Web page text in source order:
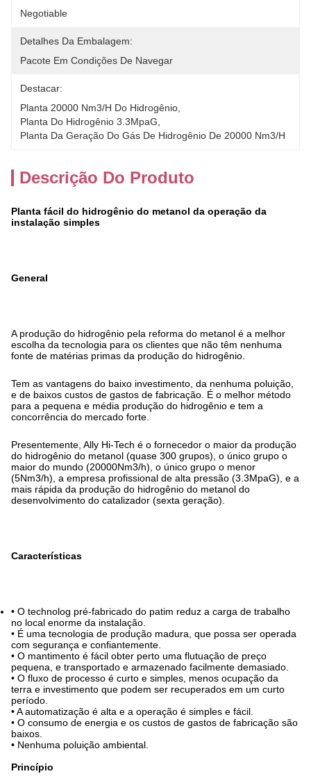
Negotiable
Detalhes Da Embalagem:
Pacote Em Condições De Navegar
Destacar:
Planta 20000 Nm3/H Do Hidrogênio
Planta Do Hidrogênio 3.3MpaG
Planta Da Geração Do Gás De Hidrogênio De 20000 Nm3/H
Descrição Do Produto
Planta fácil do hidrogênio do metanol da operação da
instalação simples
General
A produção do hidrogênio pela reforma do metanol é a melhor
escolha da tecnologia para os clientes que não têm nenhuma
fonte de matérias primas da produção do hidrogênio.
Tem as vantagens do baixo investimento, da nenhuma poluição,
e de baixos custos de gastos de fabricação. É o melhor método
para a pequena e média produção do hidrogênio e tem a
concorrência do mercado forte.
Presentemente, Ally Hi-Tech é o fornecedor o maior da produção
do hidrogênio do metanol (quase 300 grupos), o único grupo o
maior do mundo (20000Nm3/h), o único grupo o menor
(5Nm3/h), a empresa profissional de alta pressão (3.3MpaG), e a
mais rápida da produção do hidrogênio do metanol do
desenvolvimento do catalizador (sexta geração).
Características
• O technolog pré-fabricado do patim reduz a carga de trabalho
no local enorme da instalação.
• É uma tecnologia de produção madura, que possa ser operada
com segurança e confiantemente.
• O mantimento é fácil obter perto uma flutuação de preço
pequena, e transportado e armazenado facilmente demasiado.
• O fluxo de processo é curto e simples, menos ocupação da
terra e investimento que podem ser recuperados em um curto
período.
• A automatização é alta e a operação é simples e fácil.
• O consumo de energia e os custos de gastos de fabricação são
baixos.
• Nenhuma poluição ambiental.
Princípio